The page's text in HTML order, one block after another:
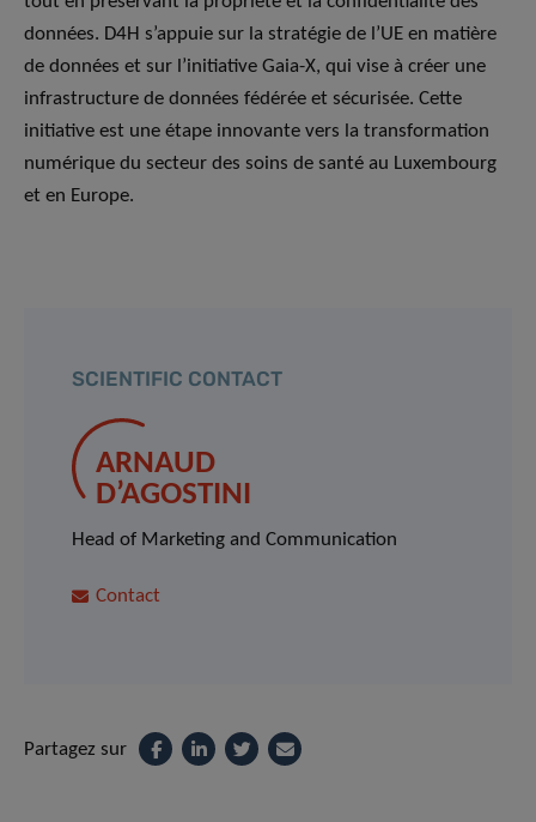
données. D4H s’appuie sur la stratégie de l’UE en matière
de données et sur l’initiative Gaia-X, qui vise à créer une
infrastructure de données fédérée et sécurisée. Cette
initiative est une étape innovante vers la transformation
numérique du secteur des soins de santé au Luxembourg
et en Europe.
SCIENTIFIC CONTACT
ARNAUD
D’AGOSTINI
Head of Marketing and Communication
Contact
Partagez sur